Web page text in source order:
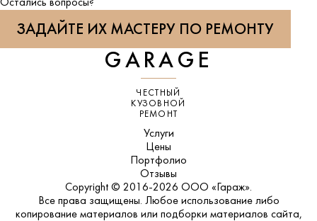
Остались вопросы?
ЗАДАЙТЕ ИХ МАСТЕРУ ПО РЕМОНТУ
GARAGE
ЧЕСТНЫЙ
КУЗОВНОЙ
РЕМОНТ
Услуги
Цены
Портфолио
Отзывы
Copyright © 2016-2026 ООО «Гараж».
Все права защищены. Любое использование либо
копирование материалов или подборки материалов сайта,